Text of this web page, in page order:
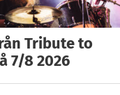
Tribute to
7/8 2026